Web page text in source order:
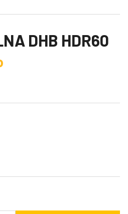
DHB HDR60